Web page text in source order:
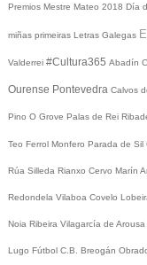
Premios Mestre Mateo 2018 Día
miñas primeiras Letras Galegas
Valderrei #Cultura365 Abadín
Ourense Pontevedra Calvos
Pino O Grove Palas de Rei
Teo Ferrol Monfero Parada de Sil
Rúa Silleda Rianxo Cervo Marín
Redondela Vilaboa Covelo
Noia Ribeira Vilagarcía de Arousa
Lugo Fútbol C.B. Breogán